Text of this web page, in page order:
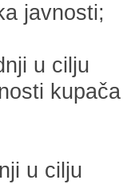
javnosti;
u cilju
kupača
u cilju